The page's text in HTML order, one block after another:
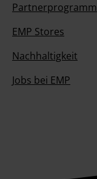
Partnerprogramm
EMP Stores
Nachhaltigkeit
Jobs bei EMP